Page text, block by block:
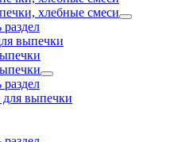
хлебные смеси
раздел
выпечки
раздел
выпечки